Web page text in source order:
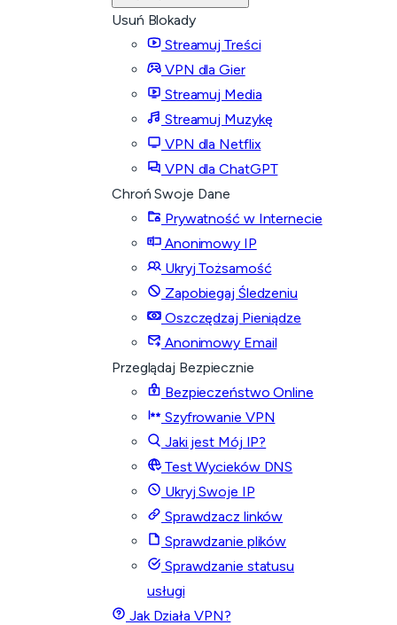
Usuń Blokady
Streamuj Treści
VPN dla Gier
Streamuj Media
Streamuj Muzykę
VPN dla Netflix
VPN dla ChatGPT
Chroń Swoje Dane
Prywatność w Internecie
Anonimowy IP
Ukryj Tożsamość
Zapobiegaj Śledzeniu
Oszczędzaj Pieniądze
Anonimowy Email
Przeglądaj Bezpiecznie
Bezpieczeństwo Online
Szyfrowanie VPN
Jaki jest Mój IP?
Test Wycieków DNS
Ukryj Swoje IP
Sprawdzacz linków
Sprawdzanie plików
Sprawdzanie statusu
usługi
Jak Działa VPN?